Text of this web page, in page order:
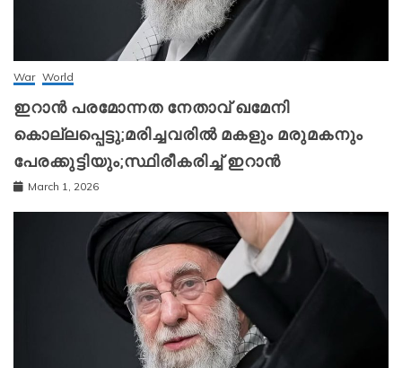
War World
ഇറാന്‍ പരമോന്നത നേതാവ് ഖമേനി
കൊല്ലപ്പെട്ടു;മരിച്ചവരിൽ മകളും മരുമകനും
പേരക്കുട്ടിയും;സ്ഥിരീകരിച്ച് ഇറാന്‍
March 1, 2026